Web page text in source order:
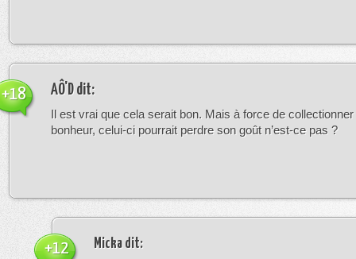
AÔ'D dit:
Il est vrai que cela serait bon. Mais à force de
bonheur, celui-ci pourrait perdre son goût n’est-ce pas ?
+18
Micka dit:
+12